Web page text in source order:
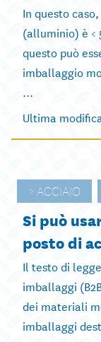
In questo
(alluminio) è <
questo può
imballaggio
...
Ultima
ACCIAIO
Si può
posto di
Il testo di
imballaggi
dei materiali
imballaggi